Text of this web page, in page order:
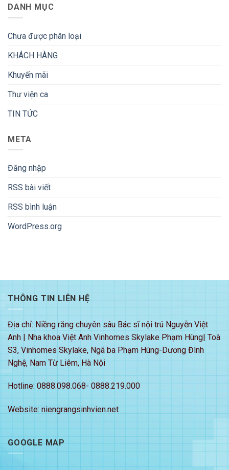
DANH MỤC
Chưa được phân loại
KHÁCH HÀNG
Khuyến mãi
Thư viện ca
TIN TỨC
META
Đăng nhập
RSS bài viết
RSS bình luận
WordPress.org
THÔNG TIN LIÊN HỆ
Địa chỉ: Niềng răng chuyên sâu Bác sĩ nội trú Nguyễn Việt
Anh | Nha khoa Việt Anh Vinhomes Skylake Phạm Hùng| Toà
S3, Vinhomes Skylake, Ngã ba Phạm Hùng-Dương Đình
Nghệ, Nam Từ Liêm, Hà Nội
Hotline: 0888.098.068- 0888.219.000
Website: niengrangsinhvien.net
GOOGLE MAP